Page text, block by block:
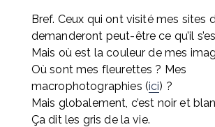
Bref. Ceux qui ont visité mes sites
demanderont peut-être ce qu’il
Mais où est la couleur de mes
Où sont mes fleurettes ? Mes
macrophotographies (ici) ?
Mais globalement, c’est noir et
Ça dit les gris de la vie.